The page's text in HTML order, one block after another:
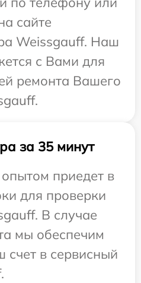
сайте
Weissgauff. Наш
с Вами для
ремонта Вашего
за 35 минут
приедет в
для проверки
В случае
мы обеспечим
счет в сервисный